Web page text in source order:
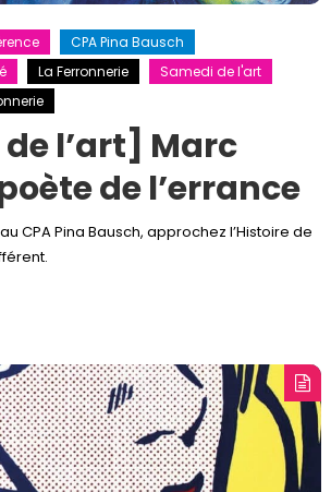
CPA Pina Bausch
La Ferronnerie
Samedi de l'art
l’art] Marc
de l’errance
CPA Pina Bausch, approchez l’Histoire de